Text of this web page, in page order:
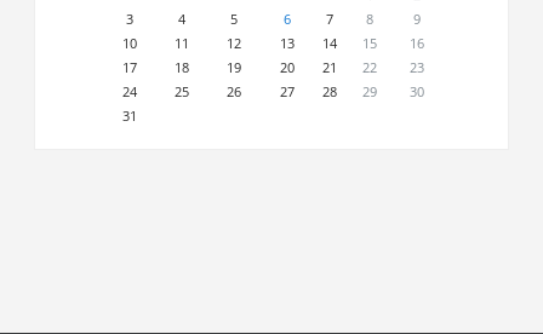
3
4 5 6 7 8
9
10
11 12 13 14 15
16
17
18 19 20 21 22
23
24
25 26 27 28 29
30
31